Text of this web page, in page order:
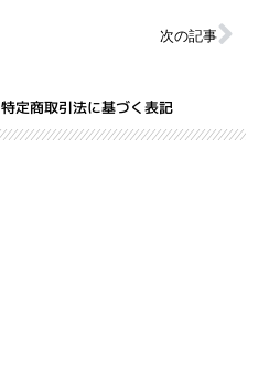
次の記事
特定商取引法に基づく表記